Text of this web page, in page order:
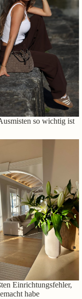
so wichtig ist
Einrichtungsfehler,
habe